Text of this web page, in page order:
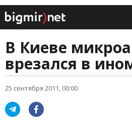
В Киеве
врезался в
25 сентября 2011, 00:00